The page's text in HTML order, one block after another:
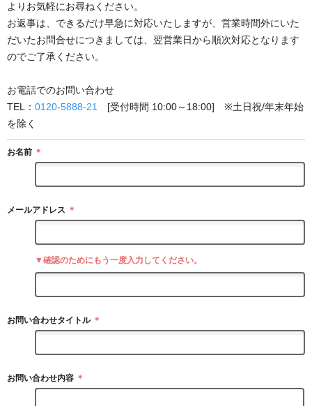
よりお気軽にお尋ねください。
お返事は、できるだけ早急に対応いたしますが、営業時間外にいた
だいたお問合せにつきましては、翌営業日から順次対応となります
のでご了承ください。
お電話でのお問い合わせ
TEL： 0120-5888-21 [受付時間 10:00～18:00] ※土日祝/年末年始
を除く
お名前 ＊
メールアドレス ＊
▼確認のためにもう一度入力してください。
お問い合わせタイトル ＊
お問い合わせ内容 ＊